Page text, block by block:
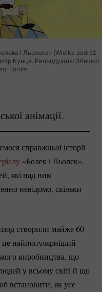
і Льолека» (Wielka podróż
Кунце. Репродукція: Збишко
Forum
анімації.
справжньої історії
«Болек і Льолек».
які над ним
невідомо, скільки
створили майже 60
найпопулярніший
виробництва, що
у всьому світі й що
встановити, як усе